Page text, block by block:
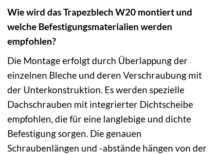
Wie wird das Trapezblech W20 montiert und
welche Befestigungsmaterialien werden
empfohlen?
Die Montage erfolgt durch Überlappung der
einzelnen Bleche und deren Verschraubung mit
der Unterkonstruktion. Es werden spezielle
Dachschrauben mit integrierter Dichtscheibe
empfohlen, die für eine langlebige und dichte
Befestigung sorgen. Die genauen
Schraubenlängen und -abstände hängen von der